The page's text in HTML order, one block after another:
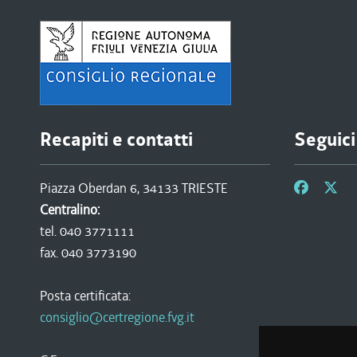
Recapiti e contatti
Piazza Oberdan 6, 34133 TRIESTE
Centralino:
tel. 040 3771111
fax. 040 3773190
Posta certificata:
consiglio@certregione.fvg.it